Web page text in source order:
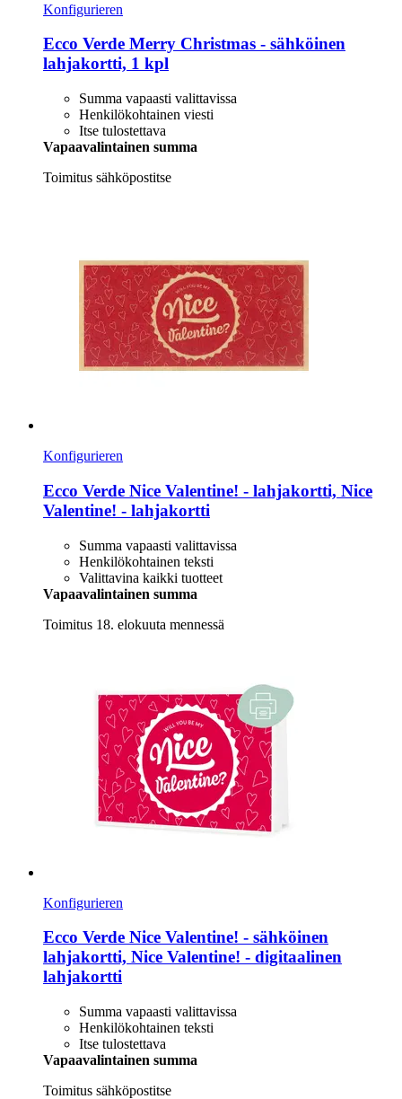
Konfigurieren
Ecco Verde Merry Christmas -​ sähköinen
lahjakortti, 1 kpl
Summa vapaasti valittavissa
Henkilökohtainen viesti
Itse tulostettava
Vapaavalintainen summa
Toimitus sähköpostitse
Konfigurieren
Ecco Verde Nice Valentine! -​ lahjakortti, Nice
Valentine! -​ lahjakortti
Summa vapaasti valittavissa
Henkilökohtainen teksti
Valittavina kaikki tuotteet
Vapaavalintainen summa
Toimitus 18. elokuuta mennessä
Konfigurieren
Ecco Verde Nice Valentine! -​ sähköinen
lahjakortti, Nice Valentine! -​ digitaalinen
lahjakortti
Summa vapaasti valittavissa
Henkilökohtainen teksti
Itse tulostettava
Vapaavalintainen summa
Toimitus sähköpostitse